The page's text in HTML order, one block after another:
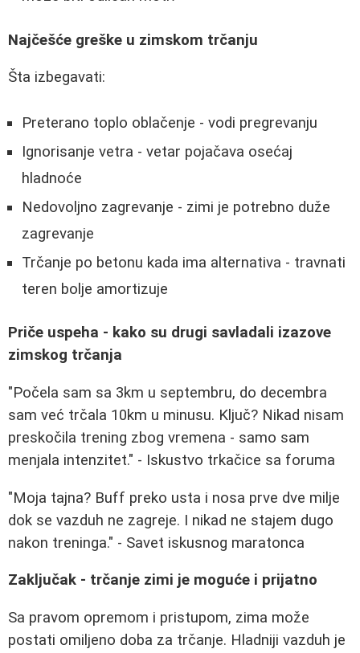
Najčešće greške u zimskom trčanju
Šta izbegavati:
Preterano toplo oblačenje - vodi pregrevanju
Ignorisanje vetra - vetar pojačava osećaj
hladnoće
Nedovoljno zagrevanje - zimi je potrebno duže
zagrevanje
Trčanje po betonu kada ima alternativa - travnati
teren bolje amortizuje
Priče uspeha - kako su drugi savladali izazove
zimskog trčanja
"Počela sam sa 3km u septembru, do decembra
sam već trčala 10km u minusu. Ključ? Nikad nisam
preskočila trening zbog vremena - samo sam
menjala intenzitet." - Iskustvo trkačice sa foruma
"Moja tajna? Buff preko usta i nosa prve dve milje
dok se vazduh ne zagreje. I nikad ne stajem dugo
nakon treninga." - Savet iskusnog maratonca
Zaključak - trčanje zimi je moguće i prijatno
Sa pravom opremom i pristupom, zima može
postati omiljeno doba za trčanje. Hladniji vazduh je